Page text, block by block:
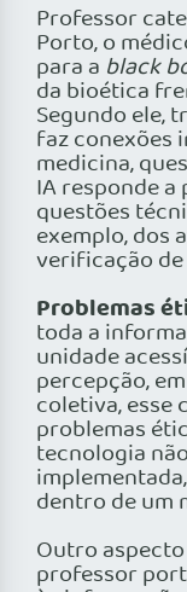
Professor
Porto, o
para a black
da bioética
Segundo ele,
faz conexões
medicina,
IA responde
questões
exemplo, dos
verificação de
Problemas
toda a
unidade
percepção,
coletiva, esse
problemas
tecnologia
dentro de um
Outro
professor